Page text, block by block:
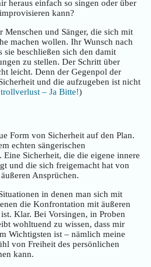
heraus einfach so singen oder über
kann?
Menschen und Sänger, die sich mit
machen wollen. Ihr Wunsch nach
sie beschließen sich den damit
zu stellen. Der Schritt über
leicht. Denn der Gegenpol der
und die aufzugeben ist nicht
– Ja Bitte!)
Form von Sicherheit auf den Plan.
echten sängerischen
Eine Sicherheit, die die eigene innere
und die sich freigemacht hat von
Ansprüchen.
in denen man sich mit
die Konfrontation mit äußeren
Klar. Bei Vorsingen, in Proben
wohltuend zu wissen, dass mir
Wichtigsten ist – nämlich meine
von Freiheit des persönlichen
kann.